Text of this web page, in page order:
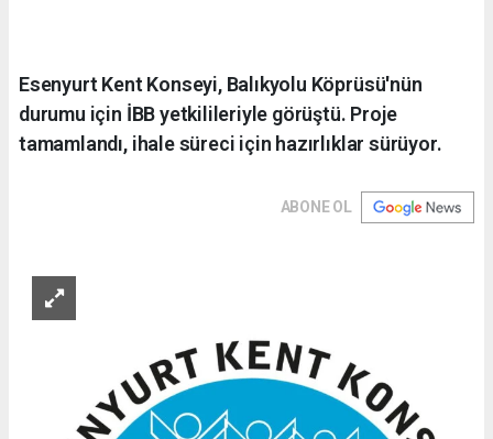
Esenyurt Kent Konseyi, Balıkyolu Köprüsü'nün
durumu için İBB yetkilileriyle görüştü. Proje
tamamlandı, ihale süreci için hazırlıklar sürüyor.
ABONE OL